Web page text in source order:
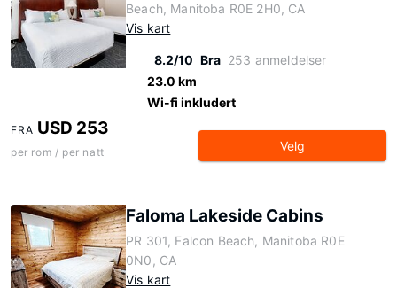
Beach, Manitoba R0E 2H0, CA
Vis kart
8.2/10 Bra 253 anmeldelser
23.0 km
Wi-fi inkludert
FRA USD 253
per rom / per natt Velg
Faloma Lakeside Cabins
PR 301, Falcon Beach, Manitoba R0E
0N0, CA
Vis kart